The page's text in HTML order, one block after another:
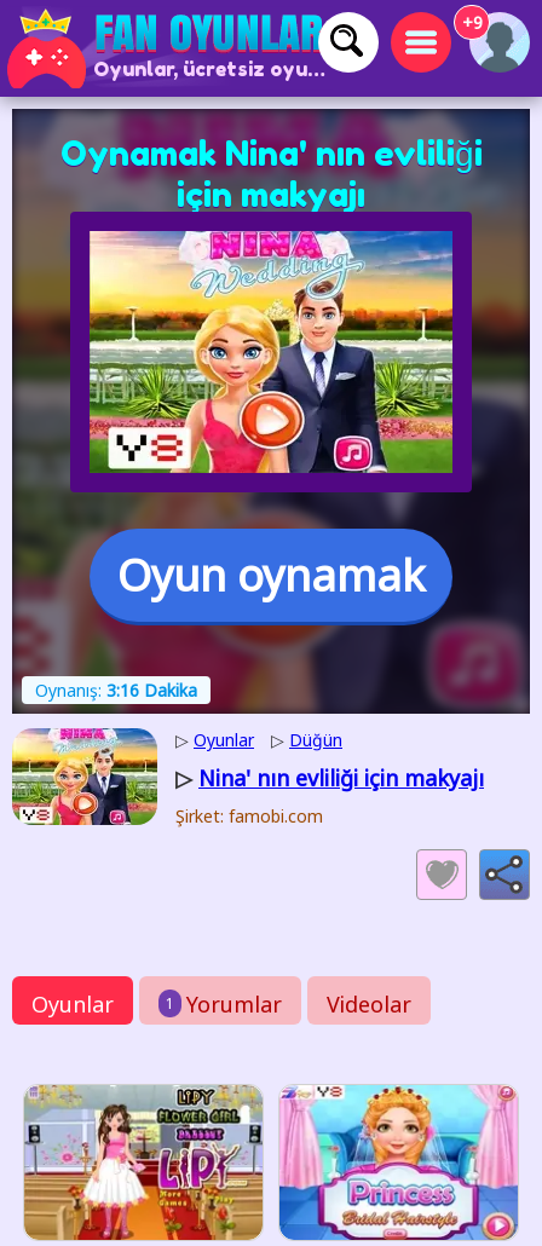
Oyunlar, ücretsiz oyunlar ve çevrimiçi oyunlar
+9
Oynamak Nina' nın evliliği
için makyajı
Oyun oynamak
Oynanış: 3:16 Dakika
▷ Oyunlar ▷ Düğün
▷ Nina' nın evliliği için makyajı
Şirket: famobi.com
Oyunlar 1 Yorumlar Videolar